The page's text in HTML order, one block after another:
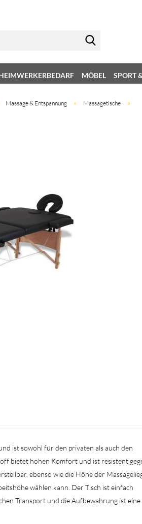
MÖBEL SPORT
Massage & Entspannung » Massagetische »
ist sowohl für den privaten als auch den
bietet hohen Komfort und ist resistent
ebenso wie die Höhe der
wählen kann. Der Tisch ist einfach
Transport und die Aufbewahrung ist eine